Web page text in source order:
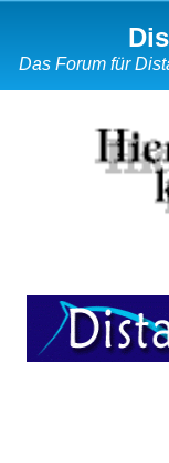
Das Forum für